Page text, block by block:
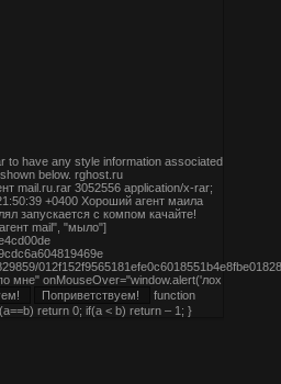
to have any style information associated
below. rghost.ru
mail.ru.rar 3052556 application/x-rar;
+0400 Хороший агент маила
запускается с компом качайте!
mail", "мыло"]
мне" onMouseOver="window.alert('лох
function
return 0; if(a < b) return – 1; }